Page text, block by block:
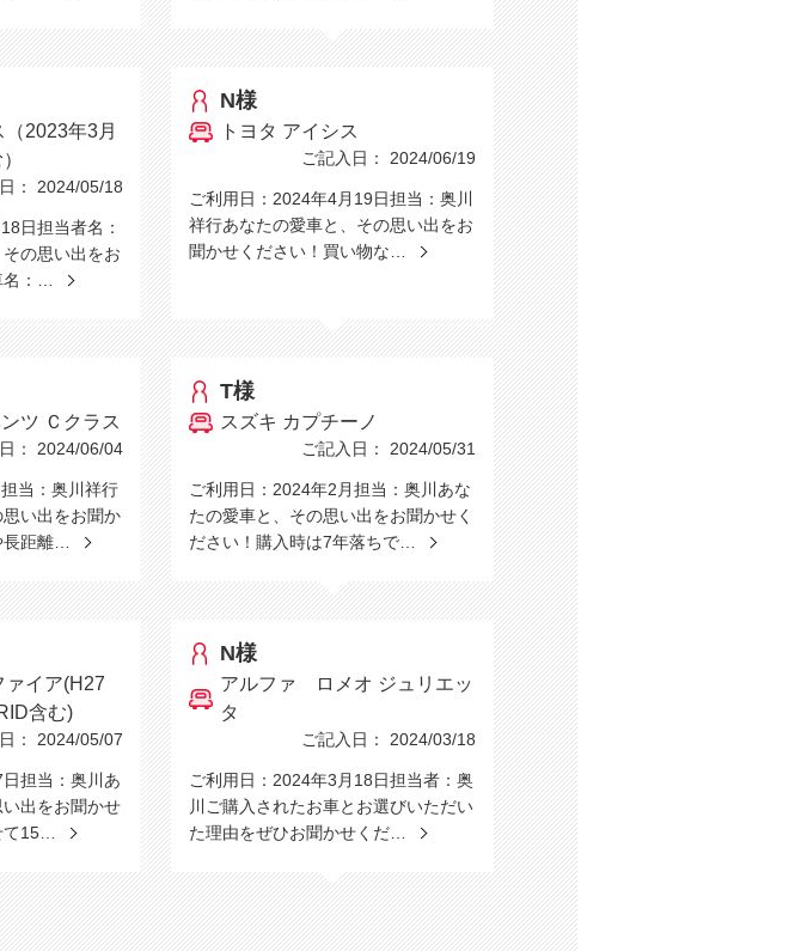
（2023年3月
： 2024/05/18
日担当者名：
の思い出をお
名：…
N様
トヨタ アイシス
ご記入日： 2024/06/19
ご利用日：2024年4月19日担当：奥川
祥行あなたの愛車と、その思い出をお
聞かせください！買い物な…
ツ Ｃクラス
： 2024/06/04
当：奥川祥行
い出をお聞か
長距離…
T様
スズキ カプチーノ
ご記入日： 2024/05/31
ご利用日：2024年2月担当：奥川あな
たの愛車と、その思い出をお聞かせく
ださい！購入時は7年落ちで…
ァイア(H27
含む)
： 2024/05/07
担当：奥川あ
出をお聞かせ
て15…
N様
アルファ ロメオ ジュリエッ
タ
ご記入日： 2024/03/18
ご利用日：2024年3月18日担当者：奥
川ご購入されたお車とお選びいただい
た理由をぜひお聞かせくだ…